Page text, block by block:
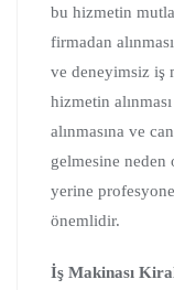
bu hizmetin
firmadan
ve deneyimsiz iş
hizmetin
alınmasına ve
gelmesine
yerine
önemlidir.
İş Makinası